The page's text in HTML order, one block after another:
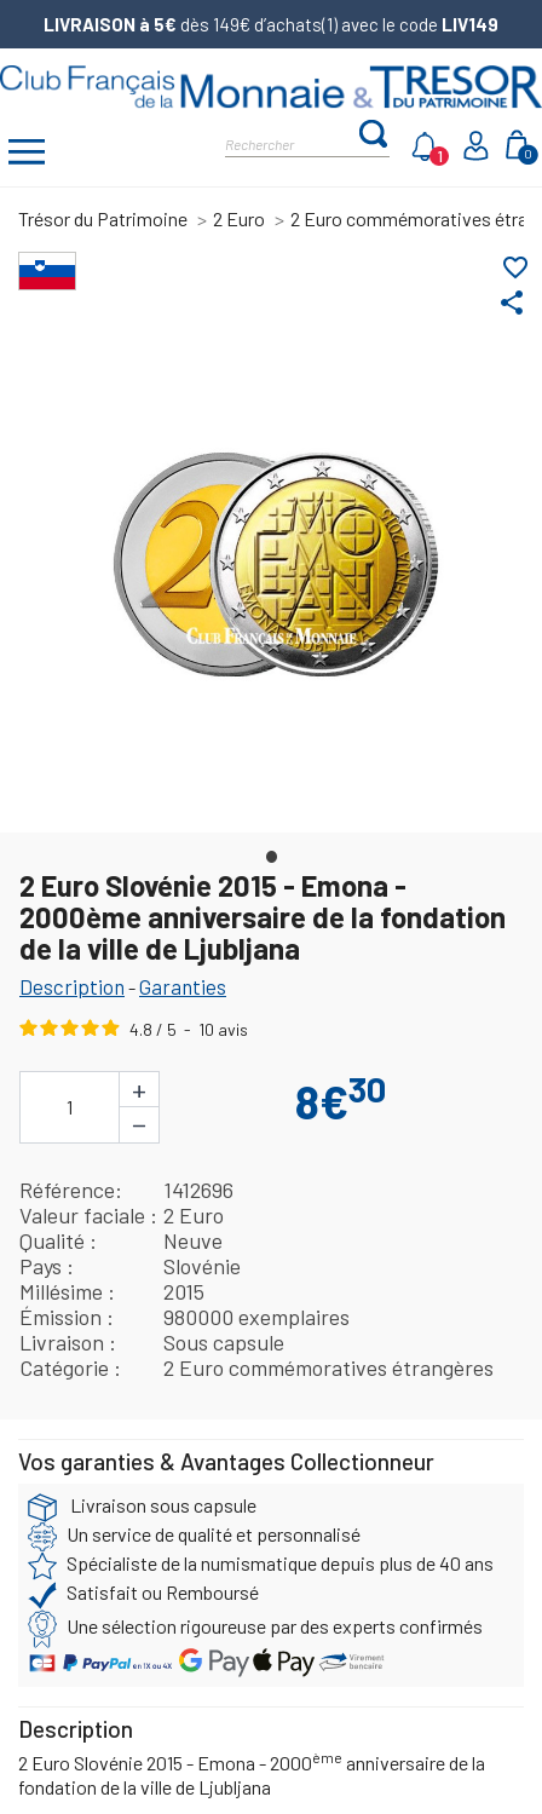
LIVRAISON à 5€ dès 149€ d’achats(1) avec le code LIV149
0
1
Trésor du Patrimoine 2 Euro 2 Euro commémoratives
share
favorite_border
2 Euro Slovénie 2015 - Emona -
2000ème anniversaire de la fondation
de la ville de Ljubljana
Description -Garanties
4.8 / 5 - 10 avis
1
+
−
8€30
Référence
1412696
Valeur faciale
2 Euro
Qualité
Neuve
Pays
Slovénie
Millésime
2015
Émission
980000 exemplaires
Livraison
Sous capsule
Catégorie
2 Euro commémoratives étrangères
Vos garanties & Avantages Collectionneur
Livraison sous capsule
Un service de qualité et personnalisé
Spécialiste de la numismatique depuis plus de 40 ans
Satisfait ou Remboursé
Une sélection rigoureuse par des experts confirmés
Description
2 Euro Slovénie 2015 - Emona - 2000ème anniversaire de la
fondation de la ville de Ljubljana